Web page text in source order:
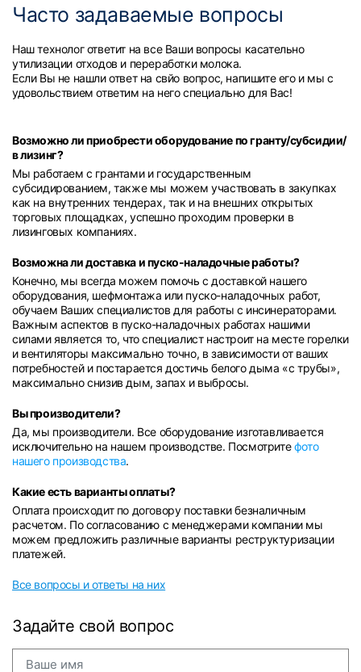
Часто задаваемые вопросы
Наш технолог ответит на все Ваши вопросы касательно
утилизации отходов и переработки молока.
Если Вы не нашли ответ на свйо вопрос, напишите его и мы с
удовольствием ответим на него специально для Вас!
Возможно ли приобрести оборудование по гранту/субсидии/
в лизинг?
Мы работаем с грантами и государственным
субсидированием, также мы можем участвовать в закупках
как на внутренних тендерах, так и на внешних открытых
торговых площадках, успешно проходим проверки в
лизинговых компаниях.
Возможна ли доставка и пуско-наладочные работы?
Конечно, мы всегда можем помочь с доставкой нашего
оборудования, шефмонтажа или пуско-наладочных работ,
обучаем Ваших специалистов для работы с инсинераторами.
Важным аспектов в пуско-наладочных работах нашими
силами является то, что специалист настроит на месте горелки
и вентиляторы максимально точно, в зависимости от ваших
потребностей и постарается достичь белого дыма «с трубы»,
максимально снизив дым, запах и выбросы.
Вы производители?
Да, мы производители. Все оборудование изготавливается
исключительно на нашем производстве. Посмотритефото
нашего производства.
Какие есть варианты оплаты?
Оплата происходит по договору поставки безналичным
расчетом. По согласованию с менеджерами компании мы
можем предложить различные варианты реструктуризации
платежей.
Все вопросы и ответы на них
Задайте свой вопрос